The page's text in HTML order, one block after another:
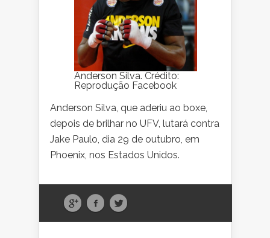
Anderson Silva. Crédito:
Reprodução Facebook
Anderson Silva, que aderiu ao boxe,
depois de brilhar no UFV, lutará contra
Jake Paulo, dia 29 de outubro, em
Phoenix, nos Estados Unidos.